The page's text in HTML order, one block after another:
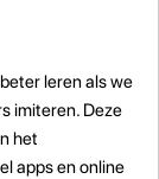
leren als we
imiteren. Deze
het
apps en online